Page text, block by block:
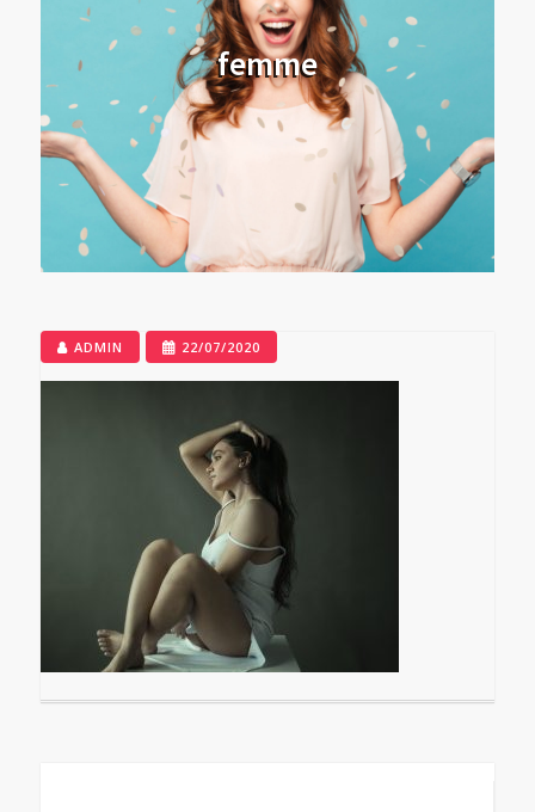
femme
ADMIN 22/07/2020